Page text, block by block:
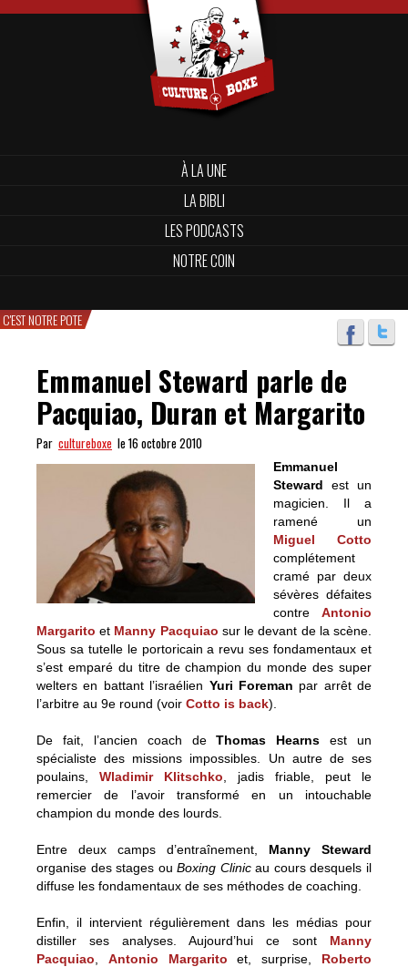
À LA UNE
LA BIBLI
LES PODCASTS
NOTRE COIN
C'EST NOTRE POTE
Emmanuel Steward parle de
Pacquiao, Duran et Margarito
Par cultureboxe le 16 octobre 2010
Emmanuel
Steward est un
magicien. Il a
ramené un
Miguel Cotto
complétement
cramé par deux
sévères défaites
contre Antonio
Margarito et Manny Pacquiao sur le devant de la scène.
Sous sa tutelle le portoricain a revu ses fondamentaux et
s’est emparé du titre de champion du monde des super
welters en battant l’israélien Yuri Foreman par arrêt de
l’arbitre au 9e round (voir Cotto is back).
De fait, l’ancien coach deThomas Hearns est un
spécialiste des missions impossibles. Un autre de ses
poulains, Wladimir Klitschko , jadis friable, peut le
remercier de l’avoir transformé en un intouchable
champion du monde des lourds.
Entre deux camps d’entraînement, Manny Steward
organise des stages ouBoxing Clinicau cours desquels il
diffuse les fondamentaux de ses méthodes de coaching.
Enfin, il intervient régulièrement dans les médias pour
distiller ses analyses. Aujourd’hui ce sont Manny
Pacquiao
Antonio Margarito et, surprise, Roberto